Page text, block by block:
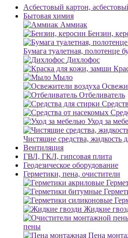
Асбестовый картон,
Бытовая химия
Аммиак
Бензин,
Бумага туалетная, полотенце
Дихлофос
Мыло
Отбеливатель
Уход за
Чистящие средства, жидкость
Вентиляция
ГВЛ, ГКЛ, гипсовая плита
Геодезическое оборудование
Герметики, пена, очистители
Жидкие
пены
Пена